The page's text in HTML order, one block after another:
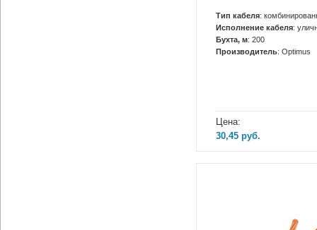
Тип кабеля:
Исполнение кабеля:
Бухта, м: 200
Производитель: Optimus
Цена:
30,45 руб.